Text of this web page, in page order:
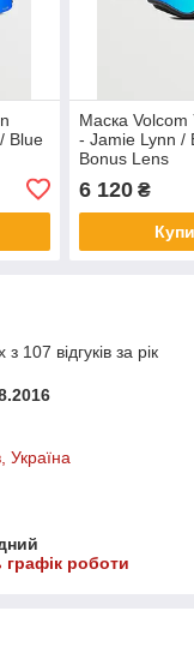
Blue
Маска Volcom
- Jamie Lynn /
Bonus Lens
6 120₴
107 відгуків за рік
Україна
графік роботи